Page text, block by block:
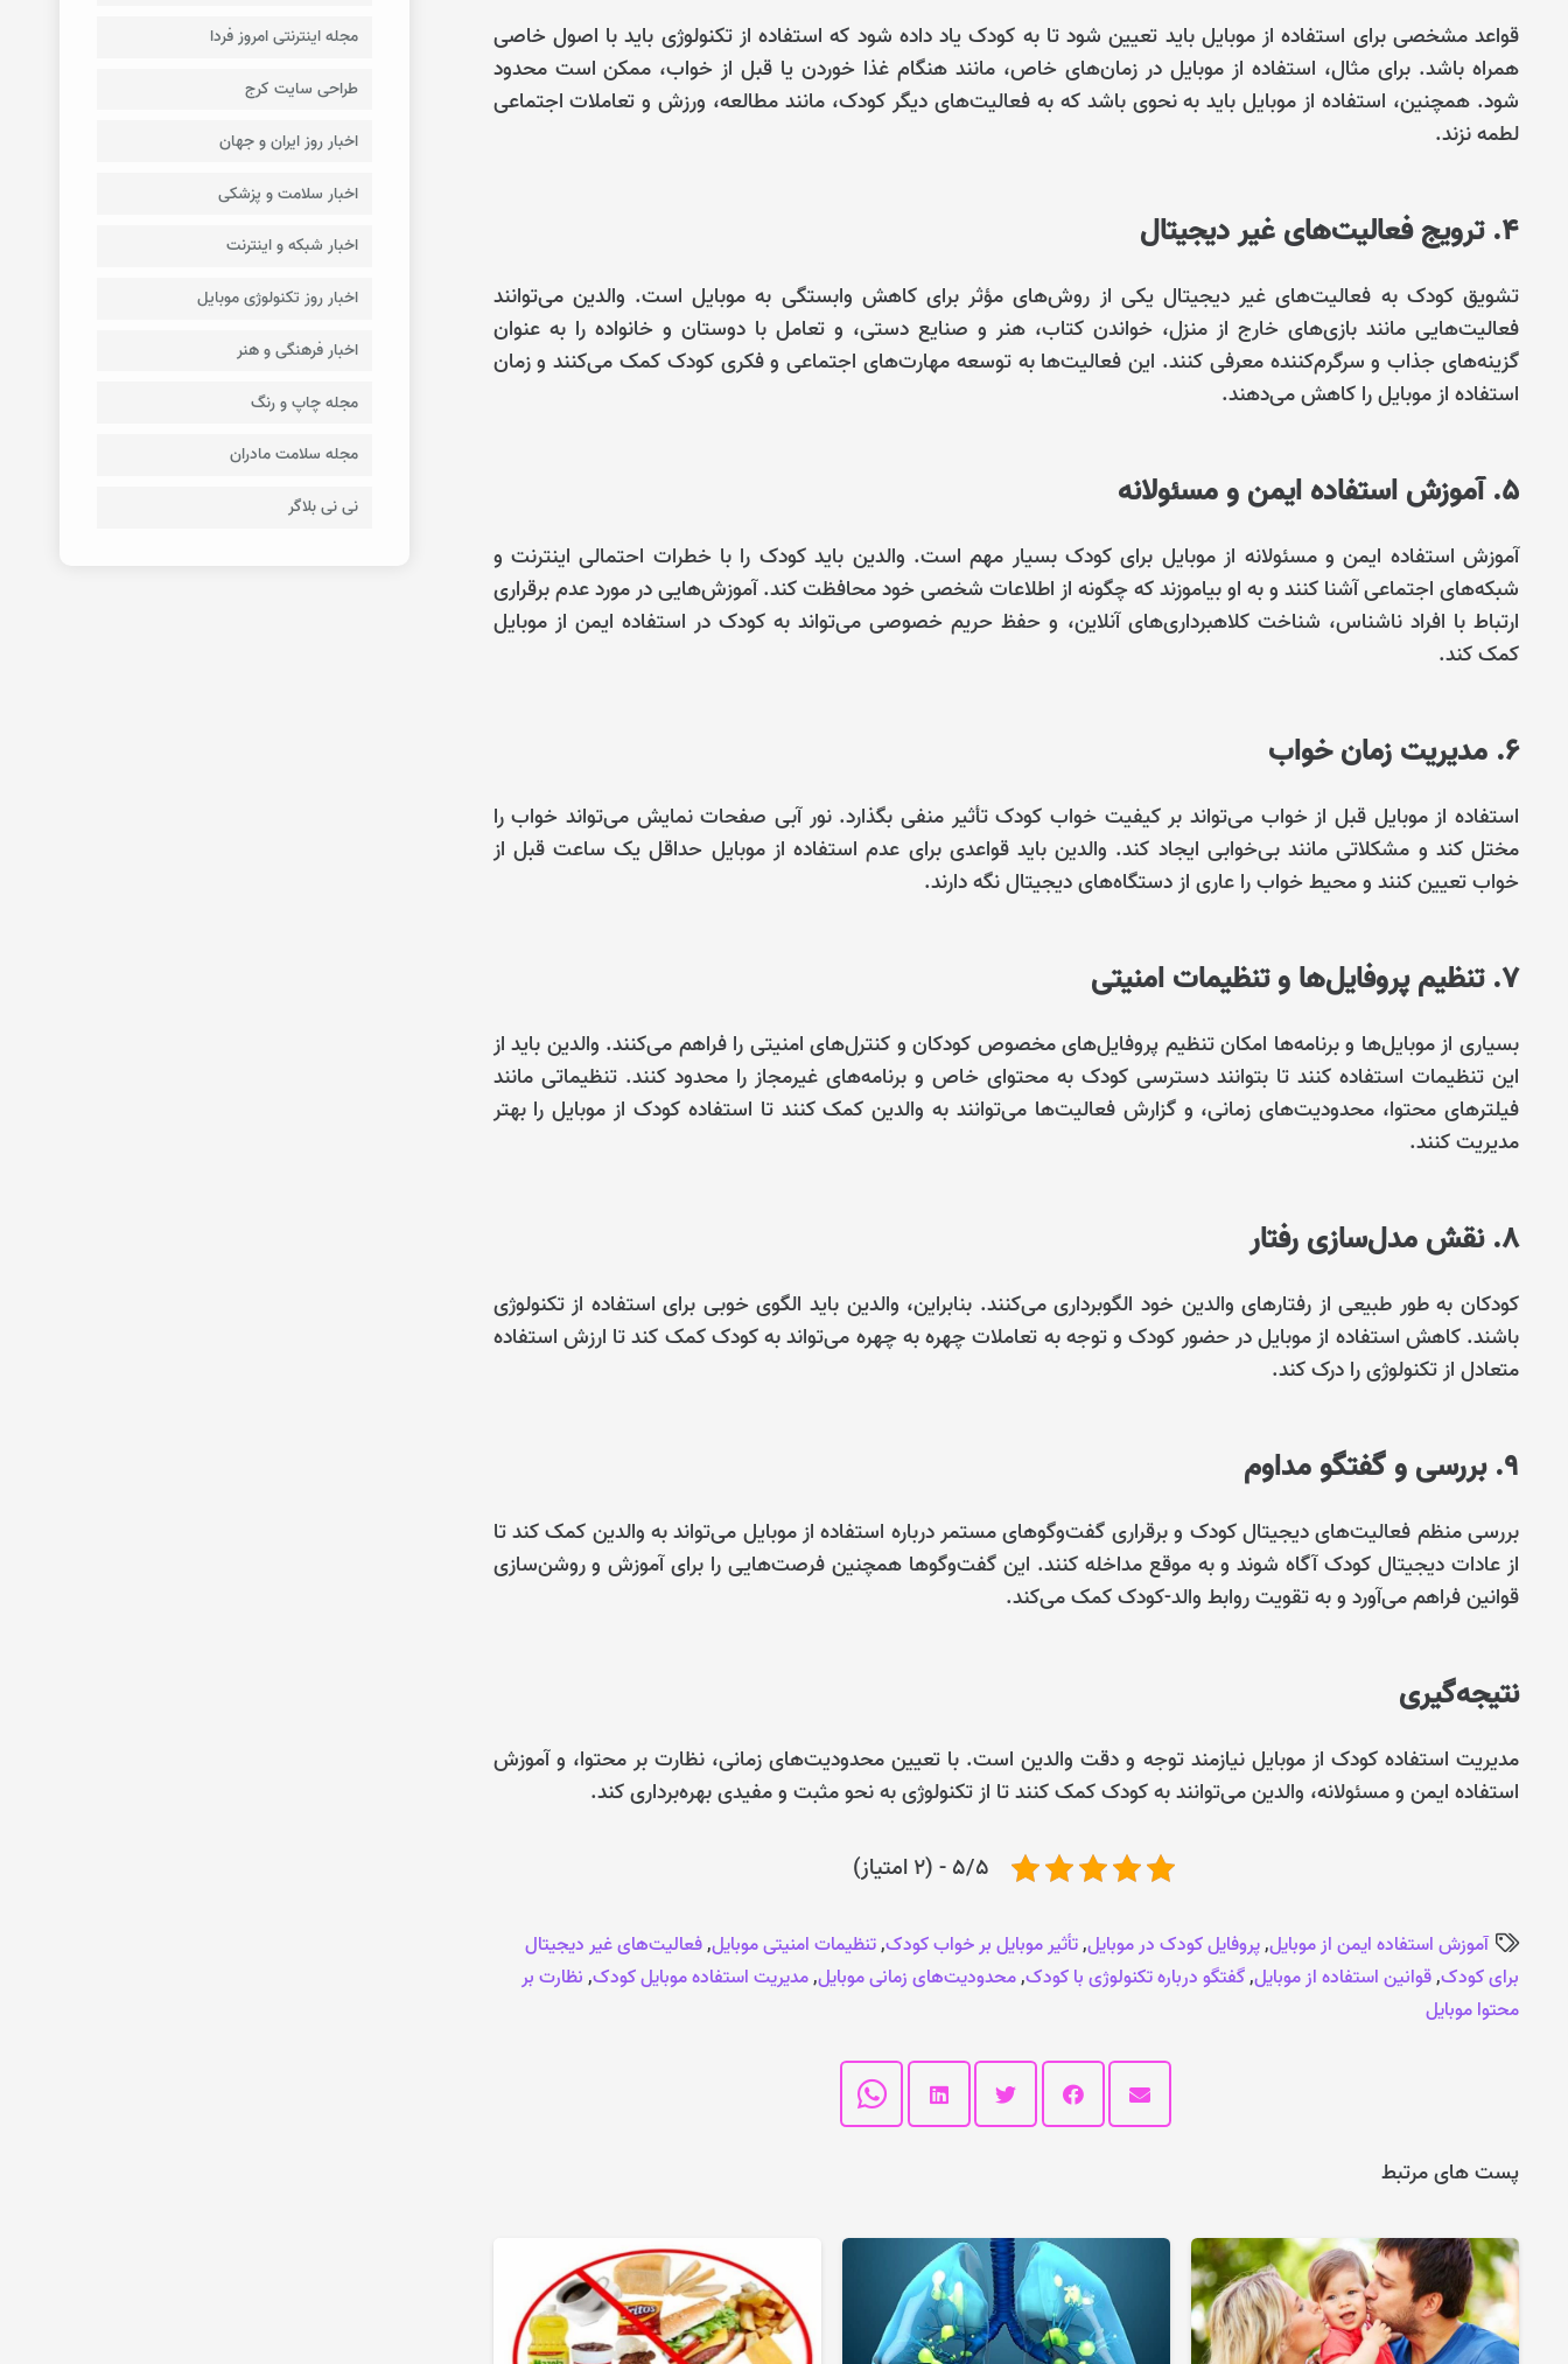
قواعد مشخصی برای استفاده از موبایل باید تعیین شود تا به کودک یاد داده شود که استفاده از تکنولوژی باید با اصول خاصی
همراه باشد. برای مثال، استفاده از موبایل در زمان‌های خاص، مانند هنگام غذا خوردن یا قبل از خواب، ممکن است محدود
شود. همچنین، استفاده از موبایل باید به نحوی باشد که به فعالیت‌های دیگر کودک، مانند مطالعه، ورزش و تعاملات اجتماعی
لطمه نزند.
4. ترویج فعالیت‌های غیر دیجیتال
تشویق کودک به فعالیت‌های غیر دیجیتال یکی از روش‌های مؤثر برای کاهش وابستگی به موبایل است. والدین می‌توانند
فعالیت‌هایی مانند بازی‌های خارج از منزل، خواندن کتاب، هنر و صنایع دستی، و تعامل با دوستان و خانواده را به عنوان
گزینه‌های جذاب و سرگرم‌کننده معرفی کنند. این فعالیت‌ها به توسعه مهارت‌های اجتماعی و فکری کودک کمک می‌کنند و زمان
استفاده از موبایل را کاهش می‌دهند.
5. آموزش استفاده ایمن و مسئولانه
آموزش استفاده ایمن و مسئولانه از موبایل برای کودک بسیار مهم است. والدین باید کودک را با خطرات احتمالی اینترنت و
شبکه‌های اجتماعی آشنا کنند و به او بیاموزند که چگونه از اطلاعات شخصی خود محافظت کند. آموزش‌هایی در مورد عدم برقراری
ارتباط با افراد ناشناس، شناخت کلاهبرداری‌های آنلاین، و حفظ حریم خصوصی می‌تواند به کودک در استفاده ایمن از موبایل
کمک کند.
6. مدیریت زمان خواب
استفاده از موبایل قبل از خواب می‌تواند بر کیفیت خواب کودک تأثیر منفی بگذارد. نور آبی صفحات نمایش می‌تواند خواب را
مختل کند و مشکلاتی مانند بی‌خوابی ایجاد کند. والدین باید قواعدی برای عدم استفاده از موبایل حداقل یک ساعت قبل از
خواب تعیین کنند و محیط خواب را عاری از دستگاه‌های دیجیتال نگه دارند.
7. تنظیم پروفایل‌ها و تنظیمات امنیتی
بسیاری از موبایل‌ها و برنامه‌ها امکان تنظیم پروفایل‌های مخصوص کودکان و کنترل‌های امنیتی را فراهم می‌کنند. والدین باید از
این تنظیمات استفاده کنند تا بتوانند دسترسی کودک به محتوای خاص و برنامه‌های غیرمجاز را محدود کنند. تنظیماتی مانند
فیلترهای محتوا، محدودیت‌های زمانی، و گزارش فعالیت‌ها می‌توانند به والدین کمک کنند تا استفاده کودک از موبایل را بهتر
مدیریت کنند.
8. نقش‌ مدل‌سازی رفتار
کودکان به طور طبیعی از رفتارهای والدین خود الگوبرداری می‌کنند. بنابراین، والدین باید الگوی خوبی برای استفاده از تکنولوژی
باشند. کاهش استفاده از موبایل در حضور کودک و توجه به تعاملات چهره به چهره می‌تواند به کودک کمک کند تا ارزش استفاده
متعادل از تکنولوژی را درک کند.
9. بررسی و گفتگو مداوم
بررسی منظم فعالیت‌های دیجیتال کودک و برقراری گفت‌وگوهای مستمر درباره استفاده از موبایل می‌تواند به والدین کمک کند تا
از عادات دیجیتال کودک آگاه شوند و به موقع مداخله کنند. این گفت‌وگوها همچنین فرصت‌هایی را برای آموزش و روشن‌سازی
قوانین فراهم می‌آورد و به تقویت روابط والد-کودک کمک می‌کند.
نتیجه‌گیری
مدیریت استفاده کودک از موبایل نیازمند توجه و دقت والدین است. با تعیین محدودیت‌های زمانی، نظارت بر محتوا، و آموزش
استفاده ایمن و مسئولانه، والدین می‌توانند به کودک کمک کنند تا از تکنولوژی به نحو مثبت و مفیدی بهره‌برداری کند.
5/5 - (2 امتیاز)
آموزش استفاده ایمن از موبایل,پروفایل کودک در موبایل,تأثیر موبایل بر خواب کودک,تنظیمات امنیتی موبایل,فعالیت‌های غیر دیجیتال
برای کودک,قوانین استفاده از موبایل,گفتگو درباره تکنولوژی با کودک,محدودیت‌های زمانی موبایل,مدیریت استفاده موبایل کودک,نظارت بر
محتوا موبایل
پست های مرتبط
مجله اینترنتی امروز فردا
طراحی سایت کرج
اخبار روز ایران و جهان
اخبار سلامت و پزشکی
اخبار شبکه و اینترنت
اخبار روز تکنولوژی موبایل
اخبار فرهنگی و هنر
مجله چاپ و رنگ
مجله سلامت مادران
نی نی بلاگر